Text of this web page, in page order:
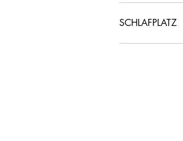
JA
NEIN
SCHLAFPLATZ
DECK